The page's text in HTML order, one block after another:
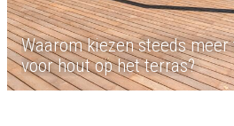
Waarom kiezen steeds
voor hout op het terras?